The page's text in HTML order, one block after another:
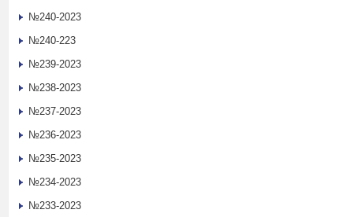
№240-2023
№240-223
№239-2023
№238-2023
№237-2023
№236-2023
№235-2023
№234-2023
№233-2023